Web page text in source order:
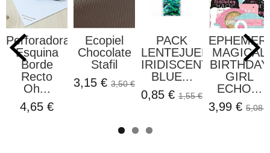
Esquina
Borde
Recto
Oh...
4,65 €
Ecopiel
Chocolate
Stafil
3,15 € 3,50 €
PACK
LENTEJUELAS
IRIDISCENT
BLUE...
0,85 € 1,55 €
EPHEMERA
MAGICAL
BIRTHDAY
GIRL
ECHO...
3,99 € 5,08 €